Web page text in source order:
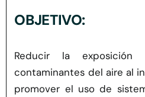
Usuario de Vivienda
OBJETIVO:
Reducir la
contaminantes del aire al
promover el uso de